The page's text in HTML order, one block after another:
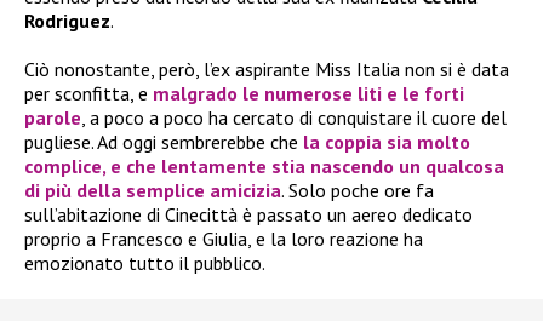
Rodriguez.
Ciò nonostante, però, l’ex aspirante Miss Italia non si è data
per sconfitta, e malgrado le numerose liti e le forti
parole, a poco a poco ha cercato di conquistare il cuore del
pugliese. Ad oggi sembrerebbe che la coppia sia molto
complice, e che lentamente stia nascendo un qualcosa
di più della semplice amicizia. Solo poche ore fa
sull’abitazione di Cinecittà è passato un aereo dedicato
proprio a Francesco e Giulia, e la loro reazione ha
emozionato tutto il pubblico.